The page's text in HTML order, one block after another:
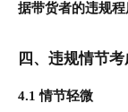
据带货者的违规程
四、违规情节
4.1 情节轻微